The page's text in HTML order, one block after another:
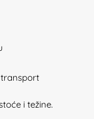
i težine.